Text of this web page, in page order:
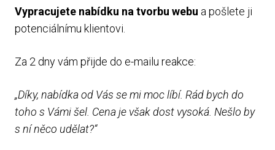
Vypracujete nabídku na tvorbu webu a pošlete ji
potenciálnímu klientovi.
Za 2 dny vám přijde do e-mailu reakce:
„Díky, nabídka od Vás se mi moc líbí. Rád bych do
toho s Vámi šel. Cena je však dost vysoká. Nešlo by
s ní něco udělat?“